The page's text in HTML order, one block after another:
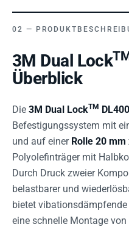
3M Dual Lock
Überblick
Die 3M Dual LockTM
Befestigungssystem mit
und auf einer Rolle 20 mm
Polyolefinträger mit
Durch Druck zweier
belastbarer und
bietet
eine schnelle Montage